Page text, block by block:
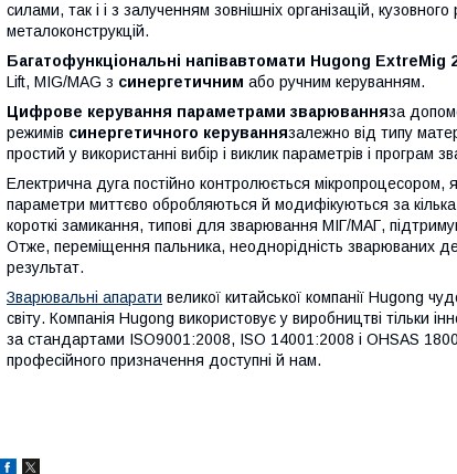
силами, так і і з залученням зовнішніх організацій,
металоконструкцій.
Багатофункціональні напівавтомати Hugong ExtreMig
Lift, MIG/MAG з синергетичним або ручним керуванням.
Цифрове керування параметрами зварюванняза
режимів синергетичного керуваннязалежно від типу
простий у використанні вибір і виклик параметрів і програм
Електрична дуга постійно контролюється мікропроцесором,
параметри миттєво обробляються й модифікуються за
короткі замикання, типові для зварювання MІГ/MAГ,
Отже, переміщення пальника, неоднорідність зварюваних
результат.
Зварювальні апарати великої китайської компанії Hugong
світу. Компанія Hugong використовує у виробництві тільки
за стандартами ISO9001:2008, ISO 14001:2008 і OHSAS
професійного призначення доступні й нам.